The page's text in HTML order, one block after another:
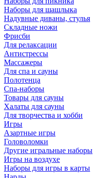
Наборы для шашлыка
Надувные диваны, стулья
Складные ножи
Фрисби
Для релаксации
Антистрессы
Массажеры
Для спа и сауны
Полотенца
Спа-наборы
Товары для сауны
Халаты для сауны
Для творчества и хобби
Игры
Азартные игры
Головоломки
Другие игральные наборы
Игры на воздухе
Наборы для игры в карты